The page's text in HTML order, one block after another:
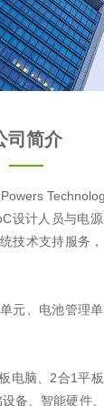
司简介
设计人员与电
技术支持服务
元、电池管理单
电脑、2合1平
备、智能硬件